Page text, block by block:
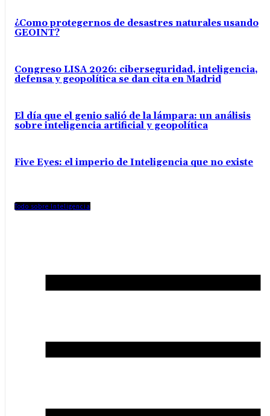
¿Como protegernos de desastres naturales usando
GEOINT?
Congreso LISA 2026: ciberseguridad, inteligencia,
defensa y geopolítica se dan cita en Madrid
El día que el genio salió de la lámpara: un análisis
sobre inteligencia artificial y geopolítica
Five Eyes: el imperio de Inteligencia que no existe
Todo sobre Inteligencia